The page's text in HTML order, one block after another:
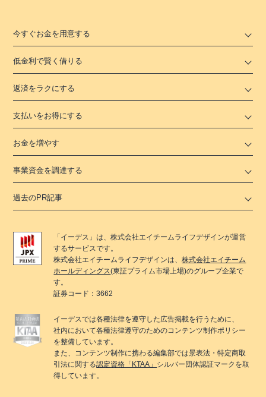
今すぐお金を用意する
低金利で賢く借りる
返済をラクにする
支払いをお得にする
お金を増やす
事業資金を調達する
過去のPR記事
「 イーデス 」は、株式会社エイチームライフデザインが運営
するサービスです。
株式会社エイチームライフデザインは、株式会社エイチーム
ホールディングス(東証プライム市場上場)のグループ企業で
す。
証券コード：3662
イーデスでは各種法律を遵守した広告掲載を行うために、
社内において各種法律遵守のためのコンテンツ制作ポリシー
を整備しています。
また、コンテンツ制作に携わる編集部では景表法・特定商取
引法に関する認定資格「KTAA」 シルバー団体認証マークを取
得しています。